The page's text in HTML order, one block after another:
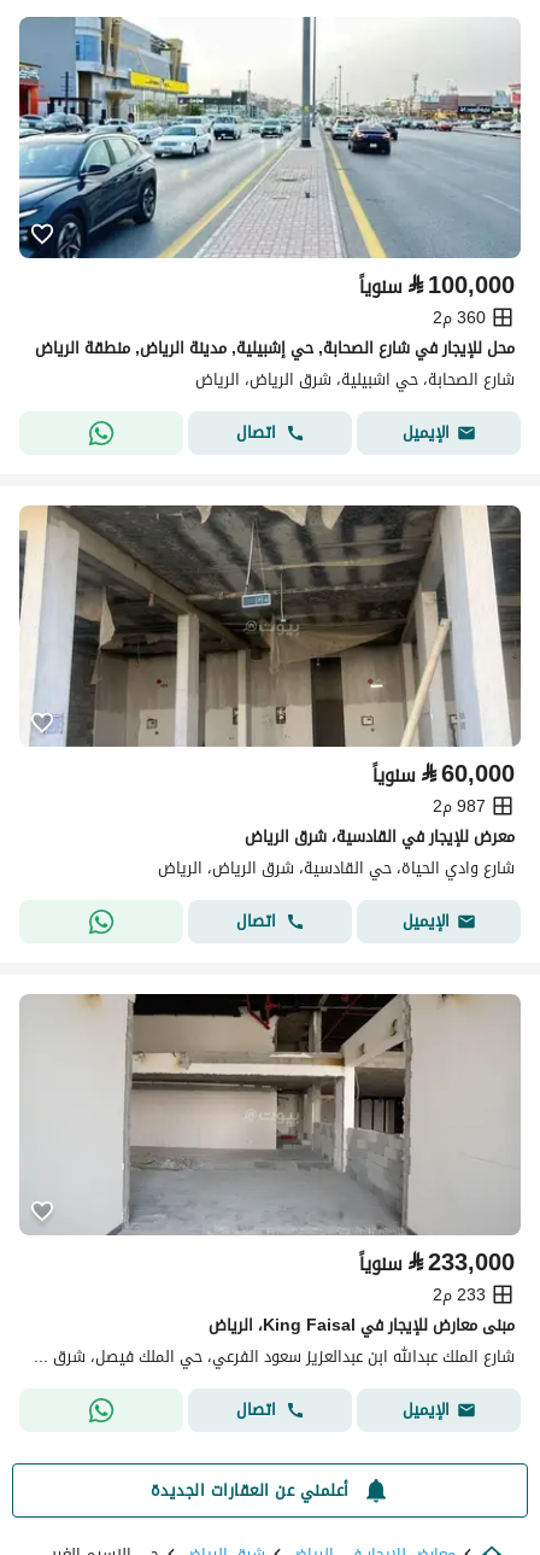
⃁100,000 سنوياً
360 م2
محل للإيجار في شارع الصحابة, حي إشبيلية, مدينة الرياض, منطقة الرياض
شارع الصحابة، حي اشبيلية، شرق الرياض، الرياض
الإيميل
اتصال
⃁60,000 سنوياً
987 م2
معرض للإيجار في القادسية، شرق الرياض
شارع وادي الحياة، حي القادسية، شرق الرياض، الرياض
الإيميل
اتصال
⃁233,000 سنوياً
233 م2
مبنى معارض للإيجار في King Faisal، الرياض
شارع الملك عبدالله ابن عبدالعزيز سعود الفرعي، حي الملك فيصل، شرق الرياض، الرياض
الإيميل
اتصال
أعلمني عن العقارات الجديدة